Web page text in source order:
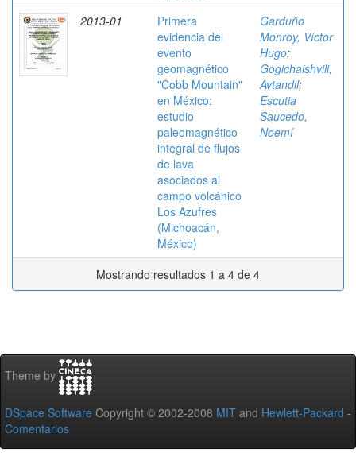
2013-01
Primera
evidencia del
evento
geomagnético
"Cobb Mountain"
en México:
estudio
paleomagnético
integral de flujos
de lava
asociados al
campo volcánico
Los Azufres
(Michoacán,
México)
Garduño
Monroy, Víctor
Hugo;
Gogichaishvili,
Avtandil;
Escutia
Saucedo,
Noemí
Mostrando resultados 1 a 4 de 4
Theme by
DSpace Software Copyright © 2002-2008 MIT and Hewlett-Packard -
Comentarios